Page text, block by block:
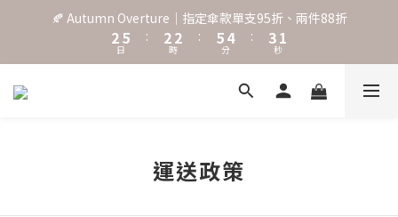
˖⋆꙳𝜗𝜚꙳. Shefa 沃野棕4款 全新上市˖⋆꙳𝜗𝜚꙳
🍂 Autumn Overture｜指定傘款單支95折、兩件88折
3
2
1
6
5
4
日
:
3
2
1
3
2
1
時
:
6
5
4
5
4
3
分
:
4
3
2
0
2
1
0
秒
‧⁺ ⊹˚. 台灣地區任選兩支傘免運 ⁺ ⊹˚.
˖⋆꙳𝜗𝜚꙳. Shefa 沃野棕4款 全新上市˖⋆꙳𝜗𝜚꙳
運送政策